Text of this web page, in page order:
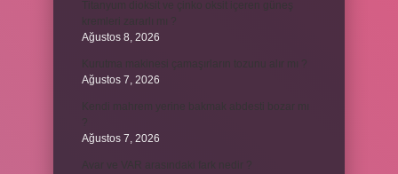
Titanyum dioksit ve çinko oksit içeren güneş
kremleri zararlı mı ?
Ağustos 8, 2026
Kurutma makinesi çamaşırların tozunu alır mı ?
Ağustos 7, 2026
Kendi mahrem yerine bakmak abdesti bozar mı
Ağustos 7, 2026
Avar ve VAR arasındaki fark nedir ?